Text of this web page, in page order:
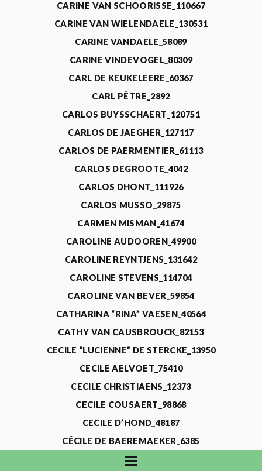
CARINE VAN SCHOORISSE_110667
CARINE VAN WIELENDAELE_130531
CARINE VANDAELE_58089
CARINE VINDEVOGEL_80309
CARL DE KEUKELEERE_60367
CARL PÊTRE_2892
CARLOS BUYSSCHAERT_120751
CARLOS DE JAEGHER_127117
CARLOS DE PAERMENTIER_61113
CARLOS DEGROOTE_4042
CARLOS DHONT_111926
CARLOS MUSSO_29875
CARMEN MISMAN_41674
CAROLINE AUDOOREN_49900
CAROLINE REYNTJENS_131642
CAROLINE STEVENS_114704
CAROLINE VAN BEVER_59854
CATHARINA “RINA” VAESEN_40564
CATHY VAN CAUSBROUCK_82153
CECILE “LUCIENNE” DE STERCKE_13950
CECILE AELVOET_75410
CECILE CHRISTIAENS_12373
CECILE COUSAERT_98868
CECILE D’HOND_48187
CÉCILE DE BAEREMAEKER_6385
CECILE DE WAELE_4731